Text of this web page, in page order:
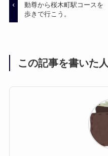
動尊から桜木町駅コースを
歩きで行こう。
この記事を書いた人